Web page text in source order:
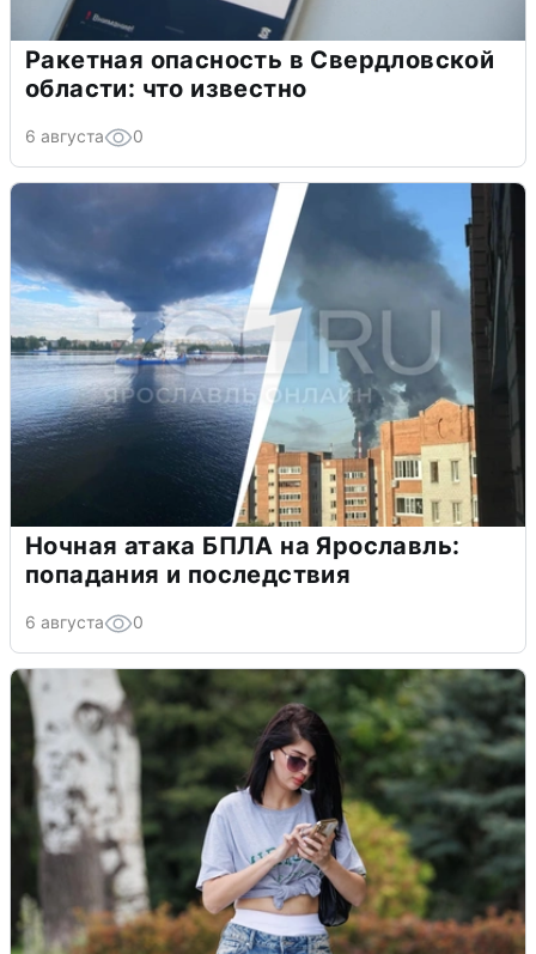
Ракетная опасность в Свердловской
области: что известно
6 августа 0
Ночная атака БПЛА на Ярославль:
попадания и последствия
6 августа 0